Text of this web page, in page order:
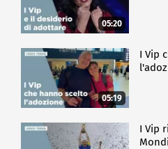
05:20
05:19
I Vip
I Vip